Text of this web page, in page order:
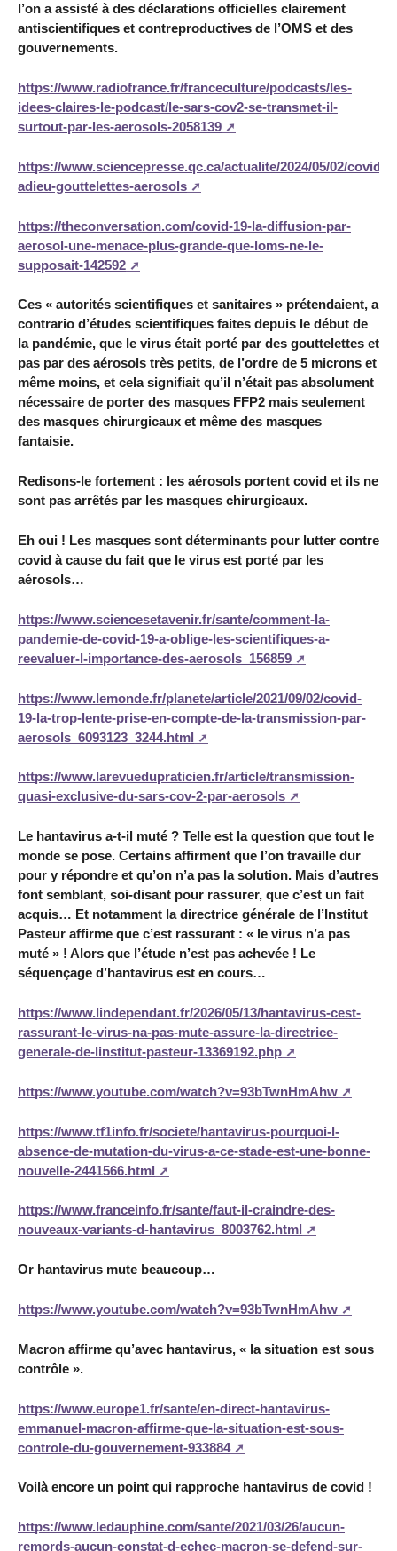
l’on a assisté à des déclarations officielles clairement
antiscientifiques et contreproductives de l’OMS et des
gouvernements.
https://www.radiofrance.fr/franceculture/podcasts/les-
idees-claires-le-podcast/le-sars-cov2-se-transmet-il-
surtout-par-les-aerosols-2058139
https://www.sciencepresse.qc.ca/actualite/2024/05/02/covid-
adieu-gouttelettes-aerosols
https://theconversation.com/covid-19-la-diffusion-par-
aerosol-une-menace-plus-grande-que-loms-ne-le-
supposait-142592
Ces « autorités scientifiques et sanitaires » prétendaient, a
contrario d’études scientifiques faites depuis le début de
la pandémie, que le virus était porté par des gouttelettes et
pas par des aérosols très petits, de l’ordre de 5 microns et
même moins, et cela signifiait qu’il n’était pas absolument
nécessaire de porter des masques FFP2 mais seulement
des masques chirurgicaux et même des masques
fantaisie.
Redisons-le fortement : les aérosols portent covid et ils ne
sont pas arrêtés par les masques chirurgicaux.
Eh oui ! Les masques sont déterminants pour lutter contre
covid à cause du fait que le virus est porté par les
aérosols…
https://www.sciencesetavenir.fr/sante/comment-la-
pandemie-de-covid-19-a-oblige-les-scientifiques-a-
reevaluer-l-importance-des-aerosols_156859
https://www.lemonde.fr/planete/article/2021/09/02/covid-
19-la-trop-lente-prise-en-compte-de-la-transmission-par-
aerosols_6093123_3244.html
https://www.larevuedupraticien.fr/article/transmission-
quasi-exclusive-du-sars-cov-2-par-aerosols
Le hantavirus a-t-il muté ? Telle est la question que tout le
monde se pose. Certains affirment que l’on travaille dur
pour y répondre et qu’on n’a pas la solution. Mais d’autres
font semblant, soi-disant pour rassurer, que c’est un fait
acquis… Et notamment la directrice générale de l’Institut
Pasteur affirme que c’est rassurant : « le virus n’a pas
muté » ! Alors que l’étude n’est pas achevée ! Le
séquençage d’hantavirus est en cours…
https://www.lindependant.fr/2026/05/13/hantavirus-cest-
rassurant-le-virus-na-pas-mute-assure-la-directrice-
generale-de-linstitut-pasteur-13369192.php
https://www.youtube.com/watch?v=93bTwnHmAhw
https://www.tf1info.fr/societe/hantavirus-pourquoi-l-
absence-de-mutation-du-virus-a-ce-stade-est-une-bonne-
nouvelle-2441566.html
https://www.franceinfo.fr/sante/faut-il-craindre-des-
nouveaux-variants-d-hantavirus_8003762.html
Or hantavirus mute beaucoup…
https://www.youtube.com/watch?v=93bTwnHmAhw
Macron affirme qu’avec hantavirus, « la situation est sous
contrôle ».
https://www.europe1.fr/sante/en-direct-hantavirus-
emmanuel-macron-affirme-que-la-situation-est-sous-
controle-du-gouvernement-933884
Voilà encore un point qui rapproche hantavirus de covid !
https://www.ledauphine.com/sante/2021/03/26/aucun-
remords-aucun-constat-d-echec-macron-se-defend-sur-